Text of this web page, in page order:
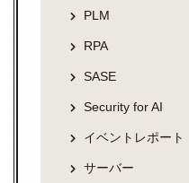
PLM
RPA
SASE
Security for AI
イベントレポート
サーバー